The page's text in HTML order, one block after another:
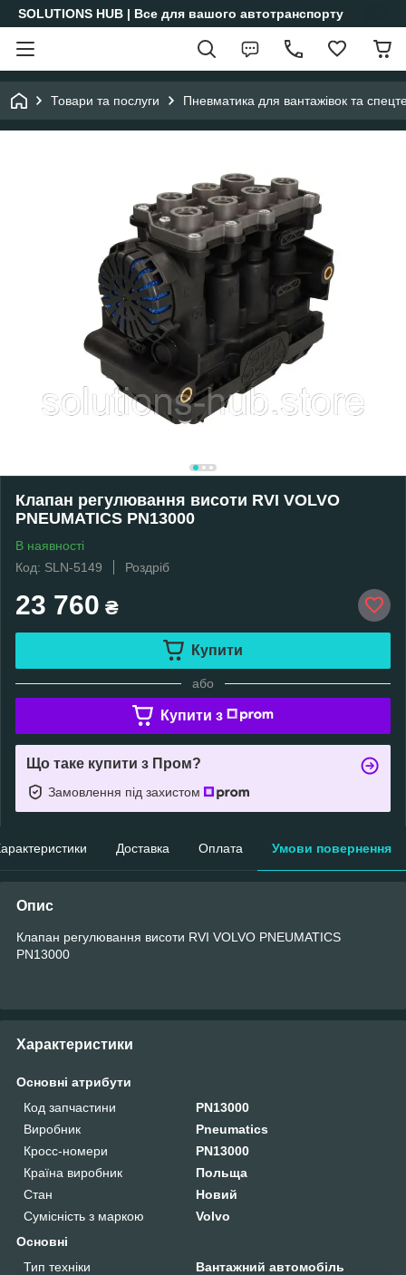
SOLUTIONS HUB | Все для вашого автотранспорту
Товари та послуги Пневматика для вантажівок та
Клапан регулювання висоти RVI VOLVO
PNEUMATICS PN13000
В наявності
Код: SLN-5149
Роздріб
23 760 ₴
Купити
або
Купити з
Що таке купити з Пром?
Замовлення під захистом
Доставка Оплата Умови повернення
Опис
Клапан регулювання висоти RVI VOLVO PNEUMATICS
PN13000
Характеристики
Основні атрибути
Код запчастини
PN13000
Виробник
Pneumatics
Кросс-номери
PN13000
Країна виробник
Польща
Стан
Новий
Сумісність з маркою
Volvo
Основні
Тип техніки
Вантажний автомобіль